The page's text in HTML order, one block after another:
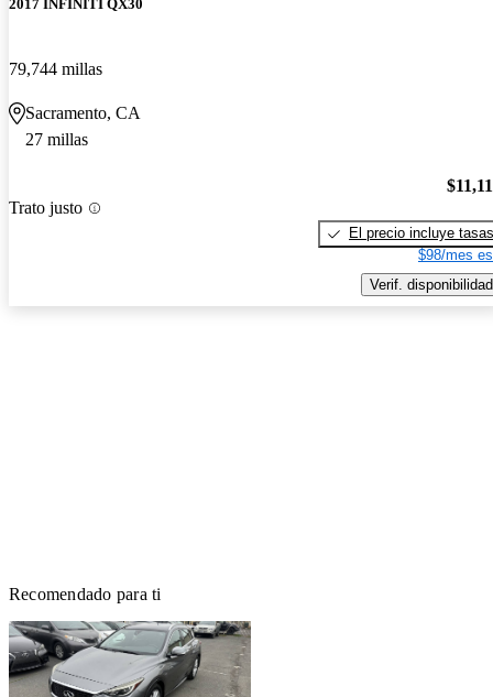
2017 INFINITI QX30
79,744 millas
Sacramento, CA
27 millas
Trato justo
El precio incluye tasas
$98/mes
Verif. disponibilidad
Recomendado para ti